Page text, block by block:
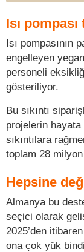
Isı pompası
Isı pompasının
engelleyen
personeli
gösteriliyor.
Bu sıkıntı
projelerin
sıkıntılara
toplam 28
Hepsine
Almanya bu
seçici olarak
2025’den
ona çok yük